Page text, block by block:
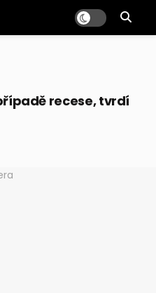
recese, tvrdí